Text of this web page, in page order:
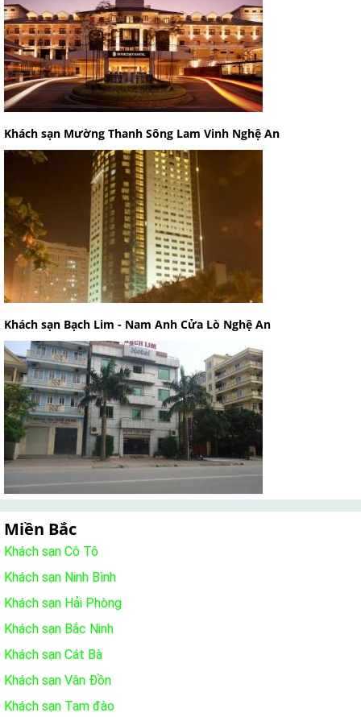
Khách sạn Mường Thanh Sông Lam Vinh Nghệ An
Khách sạn Bạch Lim - Nam Anh Cửa Lò Nghệ An
Miền Bắc
Khách sạn Cô Tô
Khách sạn Ninh Bình
Khách sạn Hải Phòng
Khách sạn Bắc Ninh
Khách sạn Cát Bà
Khách sạn Vân Đồn
Khách sạn Tam đào